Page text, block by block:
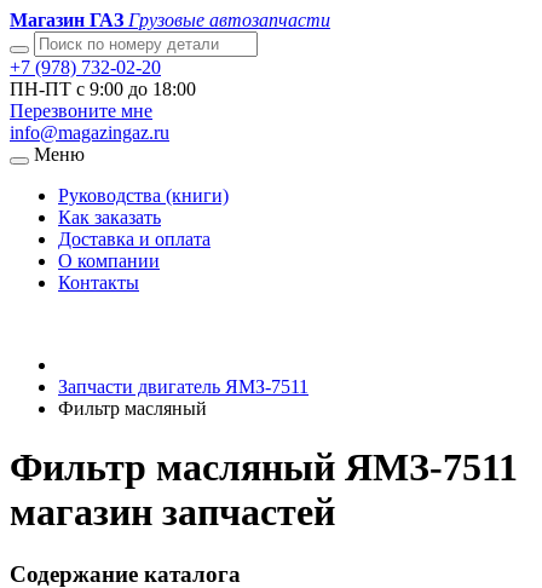
Магазин ГАЗ Грузовые автозапчасти
+7 (978) 732-02-20
ПН-ПТ с 9:00 до 18:00
Перезвоните мне
info@magazingaz.ru
Меню
Руководства (книги)
Как заказать
Доставка и оплата
О компании
Контакты
Запчасти двигатель ЯМЗ-7511
Фильтр масляный
Фильтр масляный ЯМЗ-7511
магазин запчастей
Содержание каталога